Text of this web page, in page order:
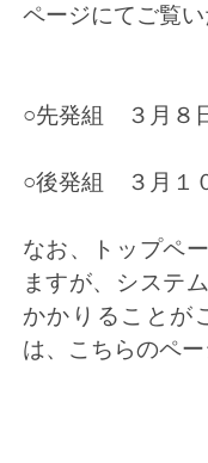
ページにてご覧い
○先発組 ３月８
○後発組 ３月１
なお、トップペ
ますが、システ
かかりることが
は、
こちらのペ